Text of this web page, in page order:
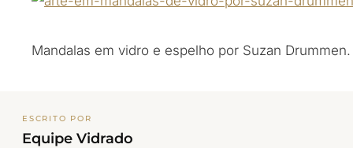
Mandalas em vidro e espelho por Suzan Drummen.
ESCRITO POR
Equipe Vidrado